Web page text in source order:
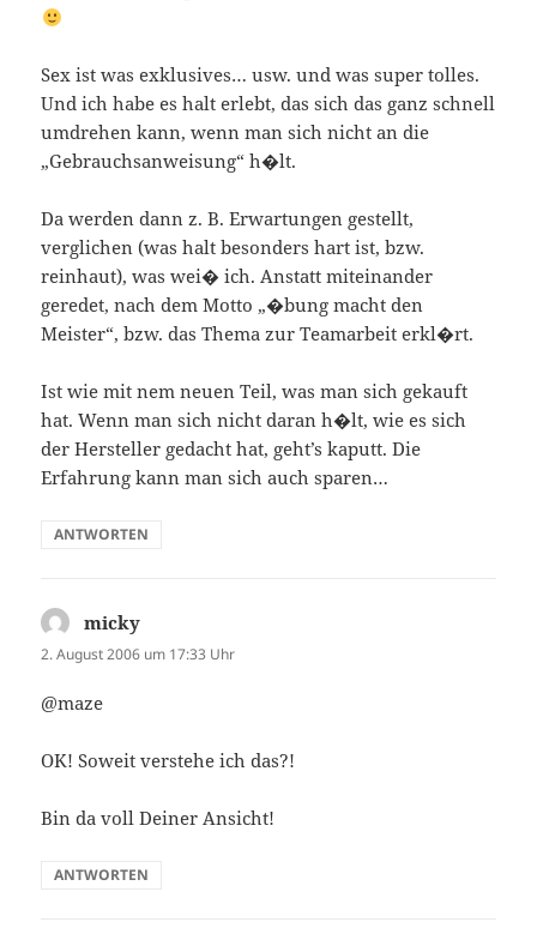
Sex ist was exklusives… usw. und was super tolles.
Und ich habe es halt erlebt, das sich das ganz schnell
umdrehen kann, wenn man sich nicht an die
„Gebrauchsanweisung“ h�lt.
Da werden dann z. B. Erwartungen gestellt,
verglichen (was halt besonders hart ist, bzw.
reinhaut), was wei� ich. Anstatt miteinander
geredet, nach dem Motto „�bung macht den
Meister“, bzw. das Thema zur Teamarbeit erkl�rt.
Ist wie mit nem neuen Teil, was man sich gekauft
hat. Wenn man sich nicht daran h�lt, wie es sich
der Hersteller gedacht hat, geht’s kaputt. Die
Erfahrung kann man sich auch sparen…
ANTWORTEN
micky
2. August 2006 um 17:33 Uhr
@maze
OK! Soweit verstehe ich das?!
Bin da voll Deiner Ansicht!
ANTWORTEN